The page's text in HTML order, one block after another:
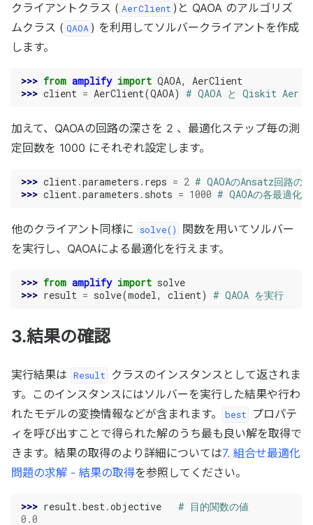
クライアントクラス ( AerClient )と QAOA のアルゴリズ
ムクラス ( QAOA ) を利用してソルバークライアントを作成
します。
>>> from amplify import QAOA,
AerClient
>>> client = AerClient(QAOA) # QAOA と Qiskit Aer
加えて、QAOAの回路の深さを 2 、最適化ステップ毎の測
定回数を 1000 にそれぞれ設定します。
>>> client.parameters . reps = 2 # QAOAのAnsatz回路の
>>> client.parameters . shots = 1000 # QAOAの各最適化
他のクライアント同様に solve()
関数を用いてソルバー
を実行し、QAOAによる最適化を行えます。
>>> from amplify import solve
>>> result = solve(model, client) # QAOA を実行
3.結果の確認
実行結果は Result
クラスのインスタンスとして返されま
す。このインスタンスにはソルバーを実行した結果や行わ
れたモデルの変換情報などが含まれます。
best
プロパテ
ィを呼び出すことで得られた解のうち最も良い解を取得で
きます。結果の取得のより詳細については7. 組合せ最適化
問題の求解 - 結果の取得を参照してください。
>>> result.best.objective
# 目的関数の値
0.0